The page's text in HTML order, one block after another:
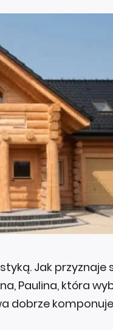
Jak przyznaje
Paulina, która
dobrze